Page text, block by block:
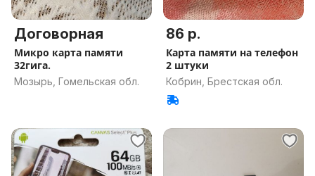
Договорная
Микро карта памяти
32гига.
Мозырь, Гомельская обл.
86 р.
Карта памяти на телефон
2 штуки
Кобрин, Брестская обл.